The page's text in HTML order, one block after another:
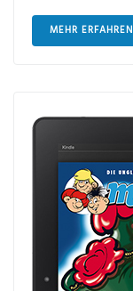
MEHR ERFAHREN